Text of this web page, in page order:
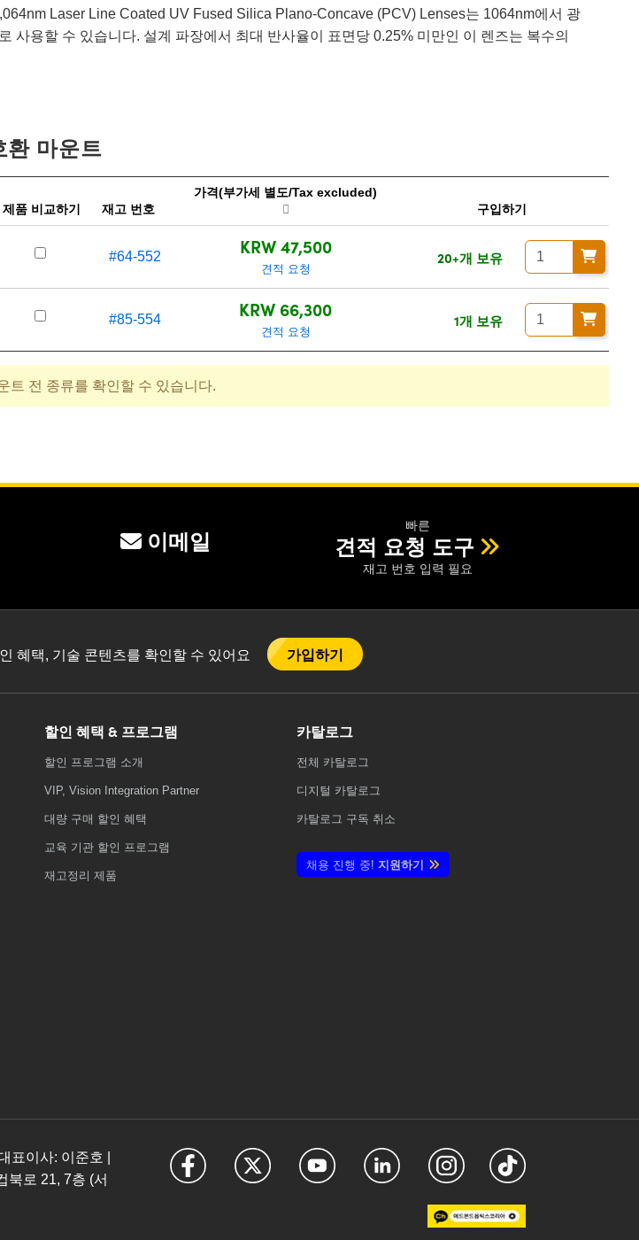
Laser Line Coated UV Fused Silica Plano-Concave (PCV) Lenses는 1064nm에서 광
용할 수 있습니다. 설계 파장에서 최대 반사율이 표면당 0.25% 미만인 이 렌즈는 복수의
환 마운트
제품 비교하기 재고 번호
가격(부가세 별도/Tax excluded)
구입하기
#64-552 KRW 47,500
견적 요청
20+개 보유
#85-554 KRW 66,300
견적 요청
1개 보유
트 전 종류를 확인할 수 있습니다.
이메일
빠른
견적 요청 도구
재고 번호 입력 필요
혜택, 기술 콘텐츠를 확인할 수 있어요 가입하기
할인 혜택 & 프로그램
할인 프로그램 소개
VIP, Vision Integration Partner
대량 구매 할인 혜택
교육 기관 할인 프로그램
재고정리 제품
카탈로그
전체 카탈로그
디지털 카탈로그
카탈로그 구독 취소
채용 진행 중! 지원하기
표이사: 이준호 |
북로 21, 7층 (서